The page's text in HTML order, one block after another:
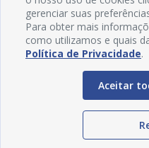
gerenciar suas
Para obter mais
como utilizamos e quais
Política de Privacidade.
Aceitar